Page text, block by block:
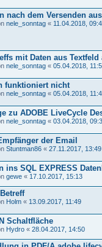
nach dem Versenden
nele_sonntag « 11.04.2018,
mit Daten aus
nele_sonntag « 05.04.2018,
funktioniert nicht
nele_sonntag « 05.04.2018,
zu ADOBE LiveCycle
nele_sonntag « 03.04.2018,
der Email
Stuntman86 « 27.11.2017, 13:49
ins SQL EXPRESS
gewe « 17.10.2017, 15:13
Holm « 13.09.2017, 11:49
Schaltfläche
Hydro « 28.04.2017, 14:50